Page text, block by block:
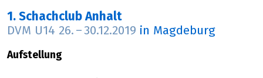
1. Schachclub Anhalt
DVM U14 26. – 30.12.2019 in Magdeburg
Aufstellung